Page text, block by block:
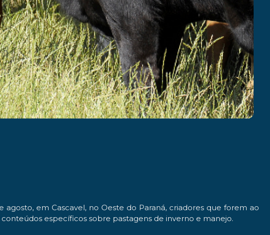
em Cascavel, no Oeste do Paraná, criadores que forem ao
específicos sobre pastagens de inverno e manejo.